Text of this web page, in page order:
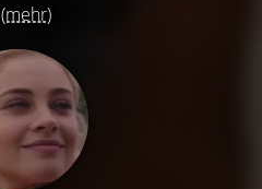
(mehr)